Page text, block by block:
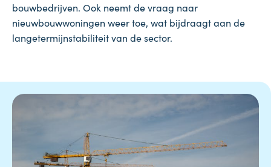
bouwbedrijven. Ook neemt de vraag naar
nieuwbouwwoningen weer toe, wat bijdraagt aan de
langetermijnstabiliteit van de sector.